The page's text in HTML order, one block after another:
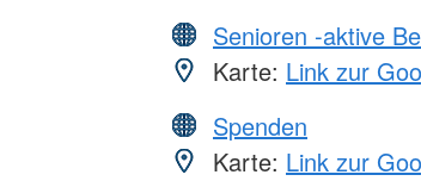
Senioren -aktive
Karte: Link zur
Spenden
Karte: Link zur